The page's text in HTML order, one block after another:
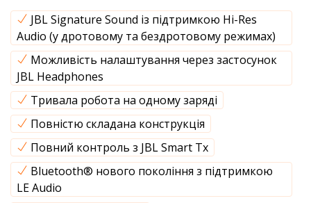
JBL Signature Sound із підтримкою Hi-Res
Audio (у дротовому та бездротовому режимах)
Можливість налаштування через застосунок
JBL Headphones
Тривала робота на одному заряді
Повністю складана конструкція
Повний контроль з JBL Smart Tx
Bluetooth® нового покоління з підтримкою
LE Audio